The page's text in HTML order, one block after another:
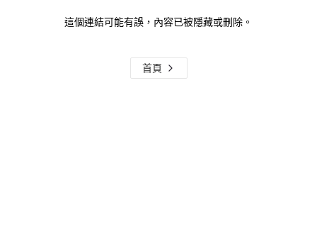
這個連結可能有誤，內容已被隱藏或刪除。
首頁